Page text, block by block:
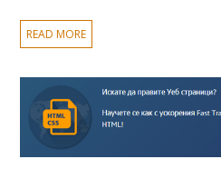
READ MORE